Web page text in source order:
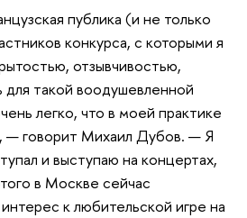
публика (и не только
конкурса, с которыми я
отзывчивостью,
для такой воодушевленной
легко, что в моей практике
— говорит Михаил Дубов. — Я
и выступаю на концертах,
в Москве сейчас
к любительской игре на